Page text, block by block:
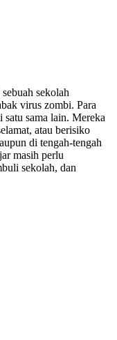
sekolah
virus zombi. Para
sama lain. Mereka
atau berisiko
di tengah-tengah
masih perlu
sekolah, dan